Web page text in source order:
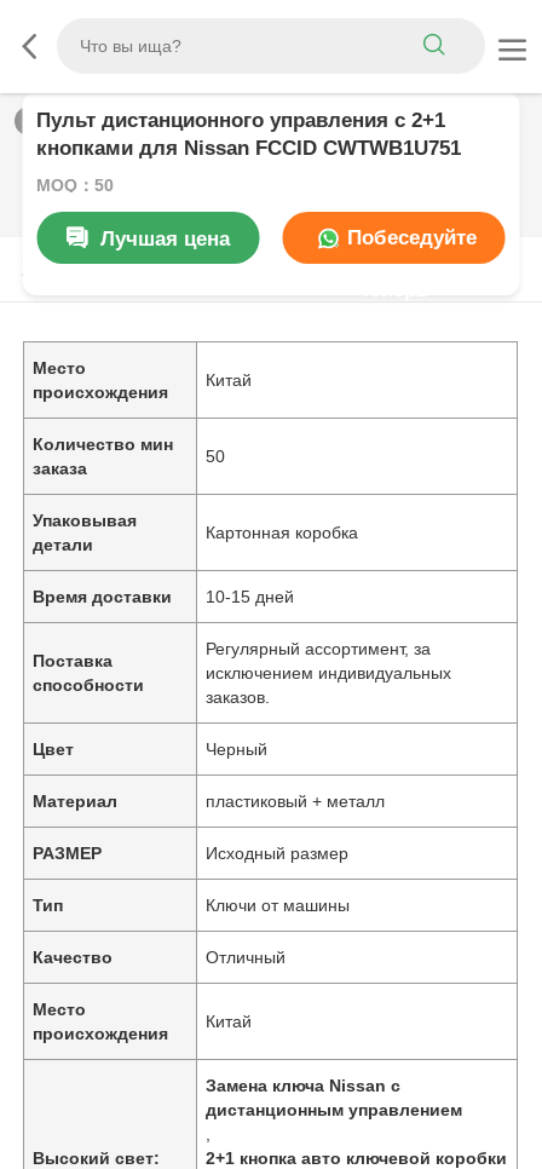
/0
Пульт дистанционного управления с 2+1
кнопками для Nissan FCCID CWTWB1U751
MOQ：50
Лучшая цена Побеседуйте
Характер продукции
Место
происхождения
Китай
Количество мин
заказа
50
Упаковывая
детали
Картонная коробка
Время доставки 10-15 дней
Поставка
способности
Регулярный ассортимент, за
исключением индивидуальных
заказов.
Цвет Черный
Материал пластиковый + металл
РАЗМЕР Исходный размер
Тип Ключи от машины
Качество Отличный
Место
происхождения
Китай
Высокий свет:
Замена ключа Nissan с
дистанционным управлением
2+1 кнопка авто ключевой коробки